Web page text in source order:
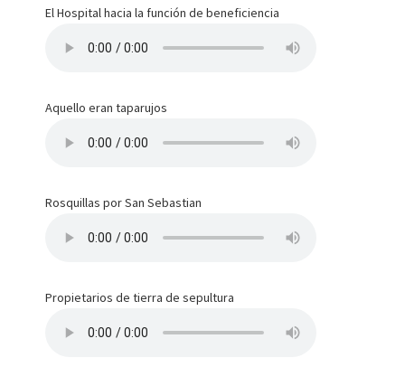
El Hospital hacia la función de beneficiencia
Aquello eran taparujos
Rosquillas por San Sebastian
Propietarios de tierra de sepultura